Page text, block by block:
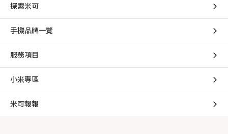
探索米可
手機品牌一覽
服務項目
小米專區
米可報報